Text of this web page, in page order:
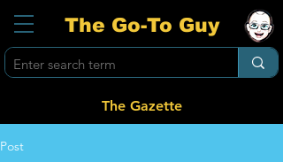
The Go-To Guy
The Gazette
Post